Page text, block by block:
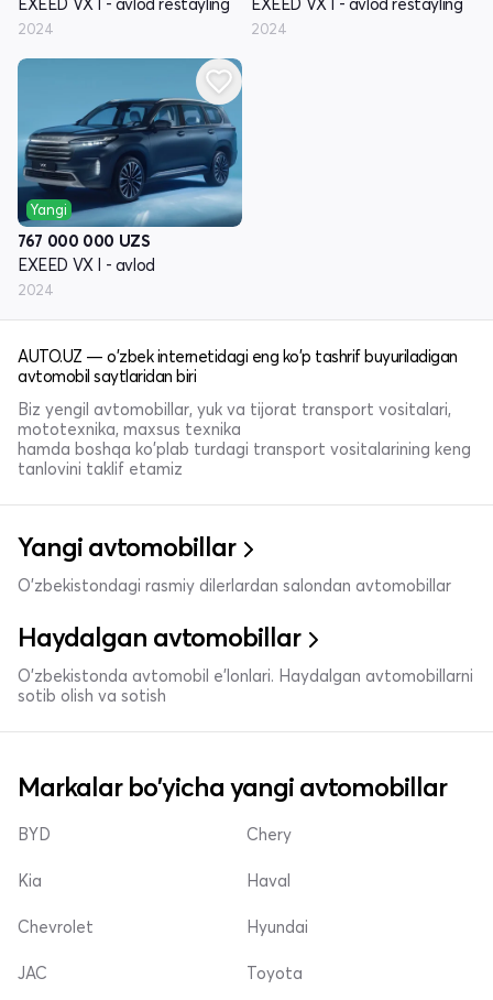
EXEED VX I - avlod restayling
2024
EXEED VX I - avlod restayling
2024
Yangi
767 000 000 UZS
EXEED VX I - avlod
2024
AUTO.UZ — o'zbek internetidagi eng ko'p tashrif buyuriladigan
avtomobil saytlaridan biri
Biz yengil avtomobillar, yuk va tijorat transport vositalari,
mototexnika, maxsus texnika
hamda boshqa ko'plab turdagi transport vositalarining keng
tanlovini taklif etamiz
Yangi avtomobillar
O'zbekistondagi rasmiy dilerlardan salondan avtomobillar
Haydalgan avtomobillar
O'zbekistonda avtomobil e’lonlari. Haydalgan avtomobillarni
sotib olish va sotish
Markalar bo'yicha yangi avtomobillar
BYD
Kia
Chevrolet
Chery
Haval
Hyundai
JAC Toyota